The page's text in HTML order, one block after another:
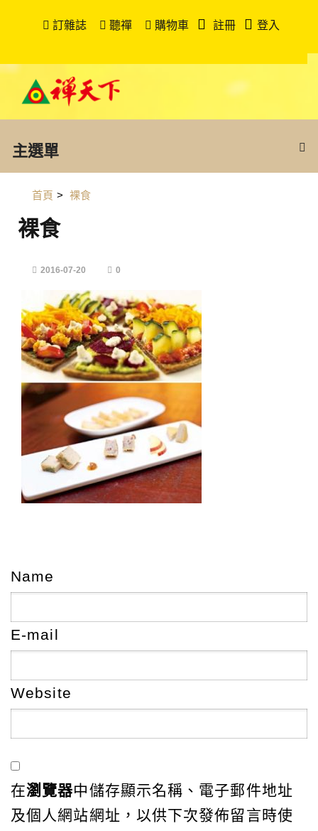
訂雜誌 聽禪 購物車 註冊 登入
主選單
首頁 > 裸食
裸食
2016-07-20 0
Name
E-mail
Website
在瀏覽器中儲存顯示名稱、電子郵件地址
及個人網站網址，以供下次發佈留言時使